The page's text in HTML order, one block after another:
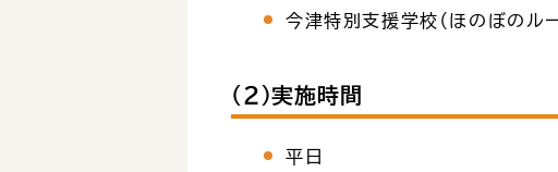
今津特別支援学校（ほのぼのルー
（２）実施時間
平日